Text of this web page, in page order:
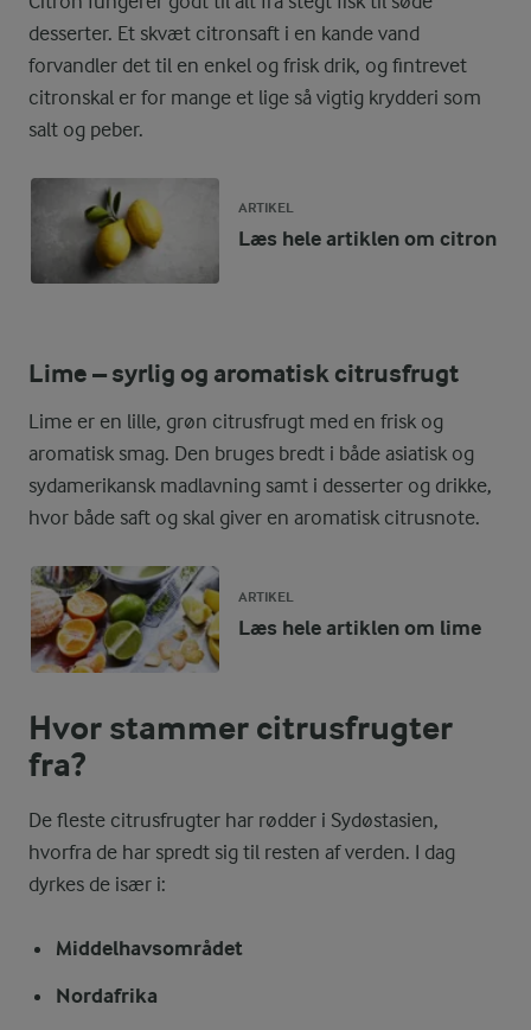
desserter. Et skvæt citronsaft i en kande vand
forvandler det til en enkel og frisk drik, og fintrevet
citronskal er for mange et lige så vigtig krydderi som
salt og peber.
ARTIKEL
Læs hele artiklen om citron
Lime – syrlig og aromatisk citrusfrugt
Lime er en lille, grøn citrusfrugt med en frisk og
aromatisk smag. Den bruges bredt i både asiatisk og
sydamerikansk madlavning samt i desserter og drikke,
hvor både saft og skal giver en aromatisk citrusnote.
ARTIKEL
Læs hele artiklen om lime
Hvor stammer citrusfrugter
fra?
De fleste citrusfrugter har rødder i Sydøstasien,
hvorfra de har spredt sig til resten af verden. I dag
dyrkes de især i:
Middelhavsområdet
Nordafrika